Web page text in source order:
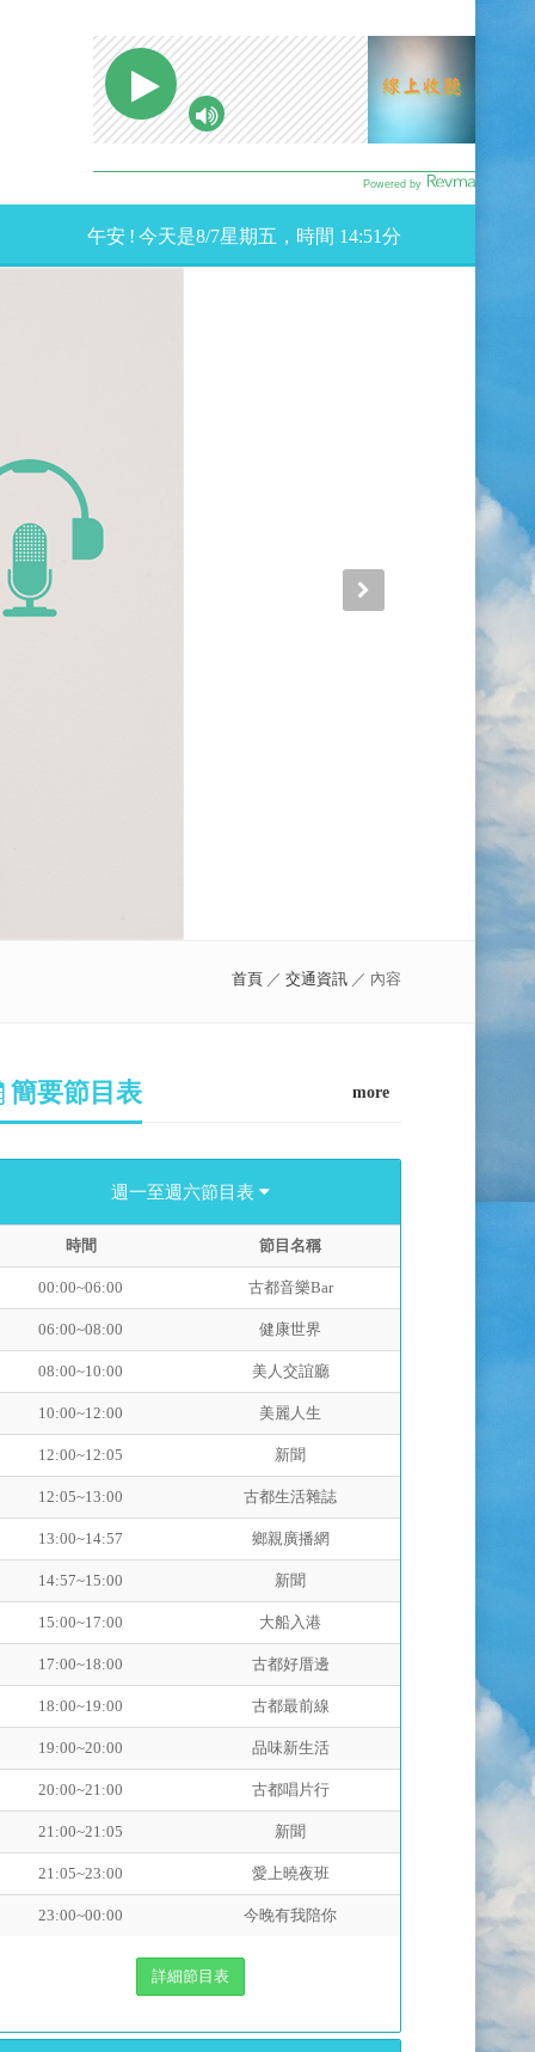
午安 ! 今天是8/7星期五，時間 14:51分
首頁 ／ 交通資訊 ／ 內容
簡要節目表 more
週一至週六節目表
時間 節目名稱
00:00~06:00 古都音樂Bar
06:00~08:00 健康世界
08:00~10:00 美人交誼廳
10:00~12:00 美麗人生
12:00~12:05 新聞
12:05~13:00 古都生活雜誌
13:00~14:57 鄉親廣播網
14:57~15:00 新聞
15:00~17:00 大船入港
17:00~18:00 古都好厝邊
18:00~19:00 古都最前線
19:00~20:00 品味新生活
20:00~21:00 古都唱片行
21:00~21:05 新聞
21:05~23:00 愛上曉夜班
23:00~00:00 今晚有我陪你
詳細節目表